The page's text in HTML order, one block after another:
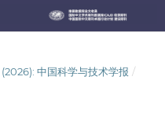
中国科学与技术学报 /